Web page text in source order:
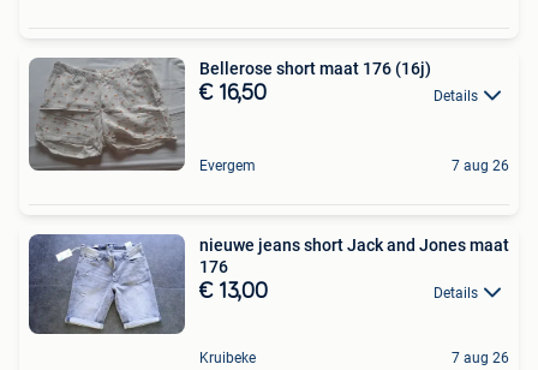
Bellerose short maat 176 (16j)
€ 16,50 Details
Evergem 7 aug 26
nieuwe jeans short Jack and Jones maat
176
€ 13,00 Details
Kruibeke 7 aug 26